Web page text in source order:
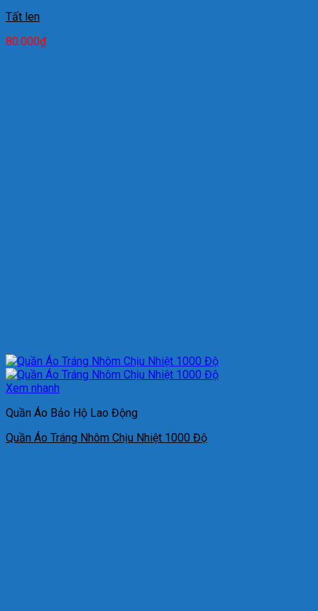
Tất len
80.000₫
Xem nhanh
Quần Áo Bảo Hộ Lao Động
Quần Áo Tráng Nhôm Chịu Nhiệt 1000 Độ